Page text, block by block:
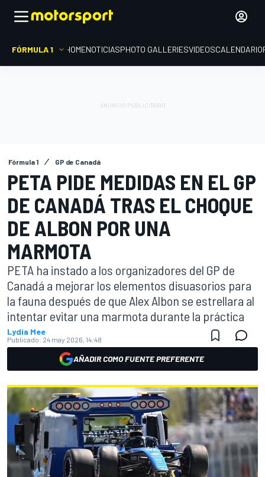
FÓRMULA 1 HOMENOTICIASPHOTO GALLERIESVIDEOSCALENDARIO
Fórmula 1 GP de Canadá
PETA PIDE MEDIDAS EN EL GP
DE CANADÁ TRAS EL CHOQUE
DE ALBON POR UNA
MARMOTA
PETA ha instado a los organizadores del GP de
Canadá a mejorar los elementos disuasorios para
la fauna después de que Alex Albon se estrellara al
intentar evitar una marmota durante la práctica
Lydia Mee
Publicado: 24 may 2026, 14:48
AÑADIR COMO FUENTE PREFERENTE